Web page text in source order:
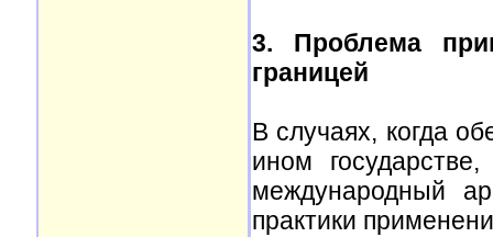
3. Проблема
границей
В случаях, когда
ином
международный
практики